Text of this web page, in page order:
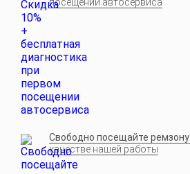
Свободно посещайте ремзону
качестве нашей работы